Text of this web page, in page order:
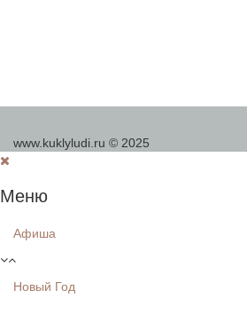
www.kuklyludi.ru © 2025
Меню
Афиша
Новый Год